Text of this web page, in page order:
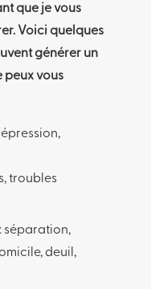
que je vous
Voici quelques
générer un
peux vous
troubles
séparation,
deuil,